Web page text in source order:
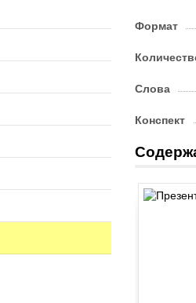
Формат
Слова
Конспект